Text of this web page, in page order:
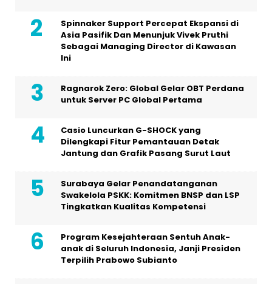
Spinnaker Support Percepat Ekspansi di
Asia Pasifik Dan Menunjuk Vivek Pruthi
Sebagai Managing Director di Kawasan
Ini
Ragnarok Zero: Global Gelar OBT Perdana
untuk Server PC Global Pertama
Casio Luncurkan G-SHOCK yang
Dilengkapi Fitur Pemantauan Detak
Jantung dan Grafik Pasang Surut Laut
Surabaya Gelar Penandatanganan
Swakelola PSKK: Komitmen BNSP dan LSP
Tingkatkan Kualitas Kompetensi
Program Kesejahteraan Sentuh Anak-
anak di Seluruh Indonesia, Janji Presiden
Terpilih Prabowo Subianto